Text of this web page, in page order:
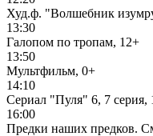
Худ.ф. "Волшебник
13:30
Галопом по тропам, 12+
13:50
Мультфильм, 0+
14:10
Сериал "Пуля" 6, 7 серия,
16:00
Предки наших предков.